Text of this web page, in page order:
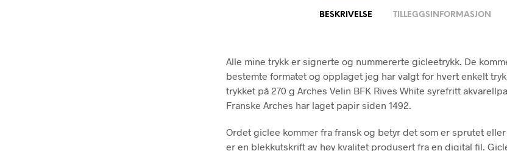
BESKRIVELSE TILLEGGSINFORMASJON
Alle mine trykk er signerte og nummererte gicleetrykk. De
bestemte formatet og opplaget jeg har valgt for hvert enkelt
trykket på 270 g Arches Velin BFK Rives White syrefritt
Franske Arches har laget papir siden 1492.
Ordet giclee kommer fra fransk og betyr det som er sprutet
er en blekkutskrift av høy kvalitet produsert fra en digital fil.